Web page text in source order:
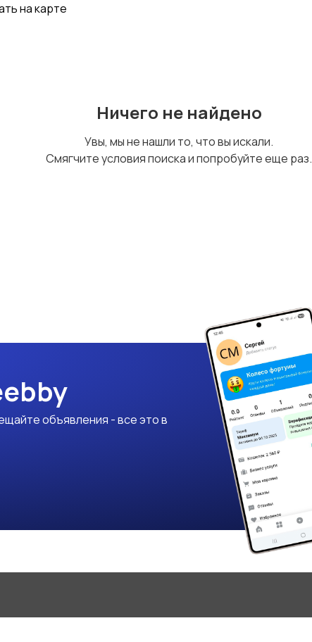
на карте
Ничего не найдено
Увы, мы не нашли то, что вы искали.
Смягчите условия поиска и попробуйте еще раз.
объявления - все это в